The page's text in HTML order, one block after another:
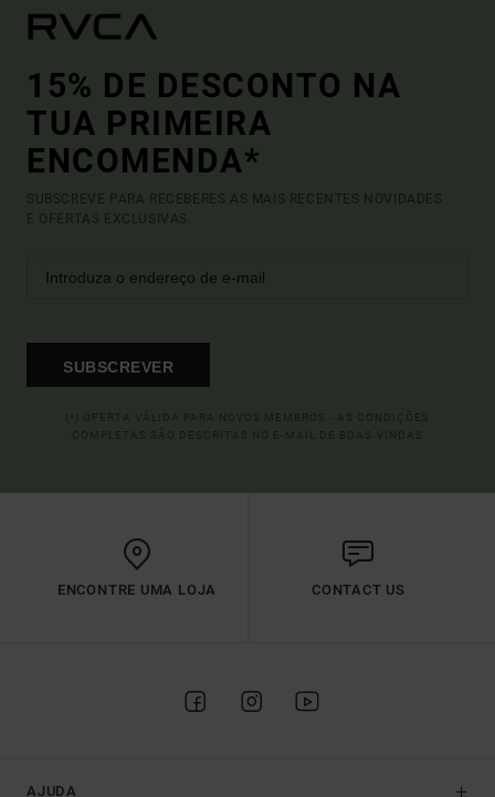
15% DE DESCONTO NA
TUA PRIMEIRA
ENCOMENDA*
SUBSCREVE PARA RECEBERES AS MAIS RECENTES NOVIDADES
E OFERTAS EXCLUSIVAS.
SUBSCREVER
ENCONTRE UMA LOJA CONTACT US
AJUDA